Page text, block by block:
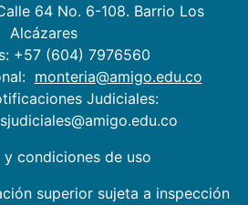
64 No. 6-108. Barrio Los
Alcázares
+57 (604) 7976560
monteria@amigo.edu.co
Judiciales:
y condiciones de uso
superior sujeta a inspección